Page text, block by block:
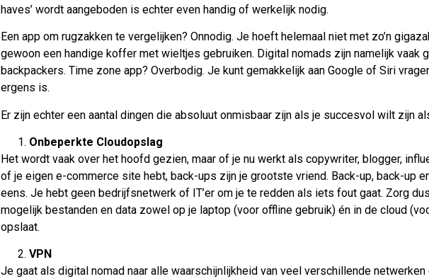
haves’ wordt aangeboden is echter even handig of werkelijk nodig.
Een app om rugzakken te vergelijken? Onnodig. Je hoeft helemaal niet met zo’n
gewoon een handige koffer met wieltjes gebruiken. Digital nomads zijn namelijk vaak
backpackers. Time zone app? Overbodig. Je kunt gemakkelijk aan Google of Siri
ergens is.
Er zijn echter een aantal dingen die absoluut onmisbaar zijn als je succesvol wilt zijn
Onbeperkte Cloudopslag
Het wordt vaak over het hoofd gezien, maar of je nu werkt als copywriter, blogger,
of je eigen e-commerce site hebt, back-ups zijn je grootste vriend. Back-up, back-up
eens. Je hebt geen bedrijfsnetwerk of IT’er om je te redden als iets fout gaat. Zorg
mogelijk bestanden en data zowel op je laptop (voor offline gebruik) én in de cloud
opslaat.
VPN
Je gaat als digital nomad naar alle waarschijnlijkheid van veel verschillende netwerken